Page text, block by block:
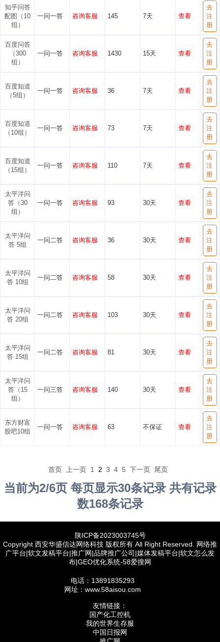
知乎问答
配图（10
组）
一问一答 咨询客服 145 7天 查看
去
注
册
百度问答
（300
组）
一问一答 咨询客服 1430 15天 查看
去
注
册
百度知道
（5组）
一问一答 咨询客服 36 7天 查看
去
注
册
百度知道
（10组）
一问一答 咨询客服 73 7天 查看
去
注
册
百度知道
（15组）
一问一答 咨询客服 110 7天 查看
去
注
册
太平洋问
答（30
组）
一问一答 咨询客服 93 30天 查看
去
注
册
太平洋问
答 5组
一问二答 咨询客服 36 30天 查看
去
注
册
太平洋问
答 10组
一问二答 咨询客服 58 30天 查看
去
注
册
太平洋问
答 20组
一问二答 咨询客服 103 30天 查看
去
注
册
太平洋问
答 15组
一问二答 咨询客服 81 30天 查看
去
注
册
太平洋问
答（15
组）
一问三答 咨询客服 140 30天 查看
去
注
册
东方财富
股吧10组
一问一答 咨询客服 63 不保证 查看
去
注
册
首页 上一页 1 2 3 4 5 下一页 尾页
当前为2/6页 每页显示30条记录 共有记录
数168条记录
陕ICP备2023003745号
Copyright 西安华盛信达网络科技 版权所有 All Right Reserved. 网络推
广平台|软文发稿平台|推广网|品牌推广公司|媒体发稿平台|软文怎么发
布|GEO优化系统-58爱搜网
电话：13891835293
网址：www.58aisou.com
友情链接：
国产化工控机
我的世界生存服
中国日报网